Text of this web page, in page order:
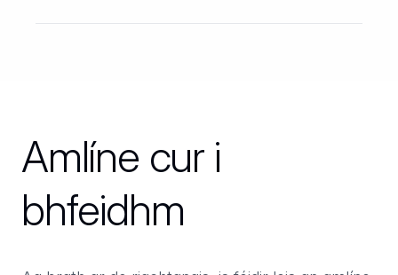
Amlíne cur i
bhfeidhm